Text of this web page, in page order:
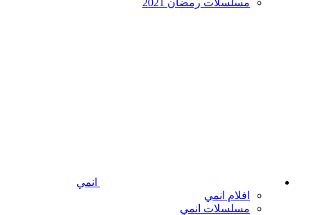
مسلسلات رمضان 2021
انمي
افلام انمي
مسلسلات انمي